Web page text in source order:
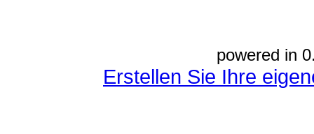
powered in
Erstellen Sie Ihre